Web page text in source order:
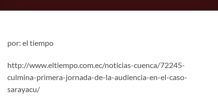
por: el tiempo
http://www.eltiempo.com.ec/noticias-cuenca/72245-
culmina-primera-jornada-de-la-audiencia-en-el-caso-
sarayacu/